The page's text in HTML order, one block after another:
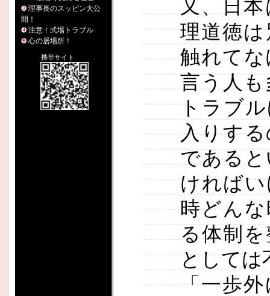
理事長のスッピン大公
開！
注意！式場トラブル
心の居場所！
携帯サイト
又、日
理道徳
触れて
言う人
トラブ
入りす
である
ければ
時どん
る体制
としては
「一歩